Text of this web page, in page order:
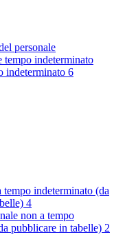
personale
tempo indeterminato
indeterminato 6
tempo indeterminato (da
4
non a tempo
pubblicare in tabelle) 2